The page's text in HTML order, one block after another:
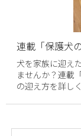
連載「保護犬
犬を家族に迎え
ませんか？連載
の迎え方を詳し